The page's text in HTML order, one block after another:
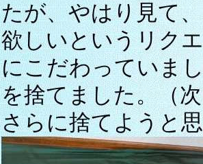
たが、やはり見て
欲しいというリク
にこだわっていま
を捨てました。（
さらに捨てようと